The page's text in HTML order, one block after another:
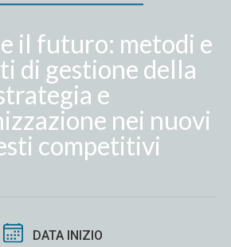
il futuro: metodi e
di gestione della
e
nei nuovi
competitivi
DATA INIZIO